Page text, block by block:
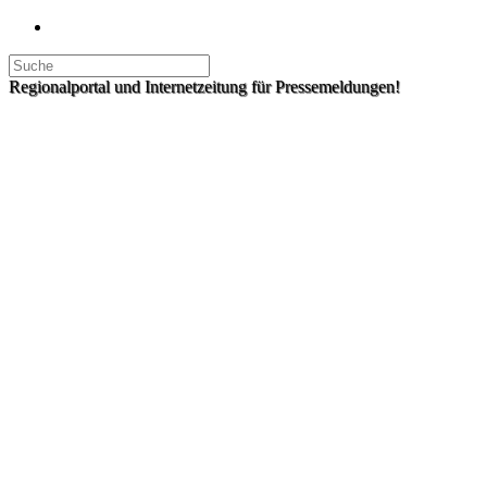
Regionalportal und Internetzeitung für Pressemeldungen!